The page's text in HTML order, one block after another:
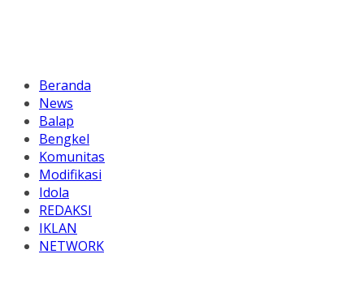
Beranda
News
Balap
Bengkel
Komunitas
Modifikasi
Idola
REDAKSI
IKLAN
NETWORK